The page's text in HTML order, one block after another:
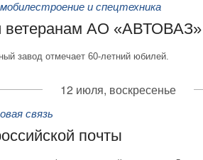
и спецтехника
ветеранам АО «АВТОВАЗ»
завод отмечает 60-летний юбилей.
12 июля, воскресенье
связь
почты